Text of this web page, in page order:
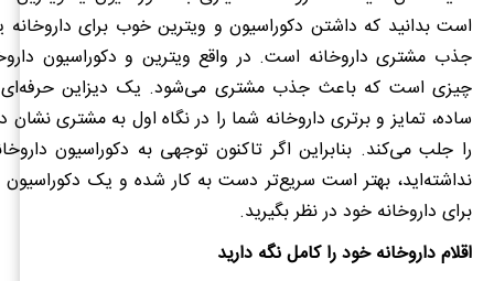
است بدانید که داشتن دکوراسیون و ویترین خوب برای
جذب مشتری داروخانه است. در واقع ویترین و دکوراسیون
چیزی است که باعث جذب مشتری می‌شود. یک دیزاین
ساده، تمایز و برتری داروخانه شما را در نگاه اول به مشتری
را جلب می‌کند. بنابراین اگر تاکنون توجهی به دکوراسیون
نداشته‌اید، بهتر است سریع‌تر دست به کار شده و یک
برای داروخانه خود در نظر بگیرید.
اقلام داروخانه خود را کامل نگه دارید